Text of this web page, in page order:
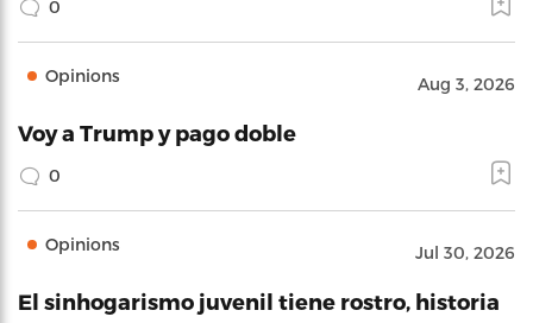
0
Opinions Aug 3, 2026
Voy a Trump y pago doble
0
Opinions Jul 30, 2026
El sinhogarismo juvenil tiene rostro, historia